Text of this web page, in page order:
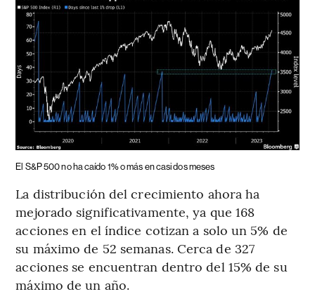
El S&P 500 no ha caído 1% o más en casi dos meses
La distribución del crecimiento ahora ha
mejorado significativamente, ya que 168
acciones en el índice cotizan a solo un 5% de
su máximo de 52 semanas. Cerca de 327
acciones se encuentran dentro del 15% de su
máximo de un año.